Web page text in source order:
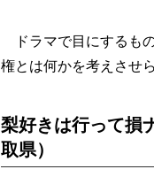
ドラマで目にするも
権とは何かを考えさせ
梨好きは行って損
取県）